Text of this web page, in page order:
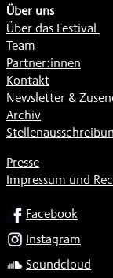
Über uns
Über das Festival
Team
Partner:innen
Kontakt
Newsletter &
Archiv
Presse
Impressum und
SOCIALFacebook
Instagram
Soundcloud